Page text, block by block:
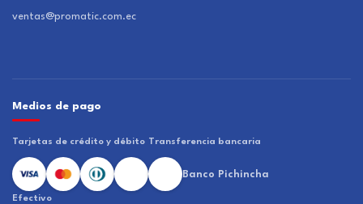
ventas@promatic.com.ec
Medios de pago
Tarjetas de crédito y débito Transferencia bancaria
Banco Pichincha
Efectivo